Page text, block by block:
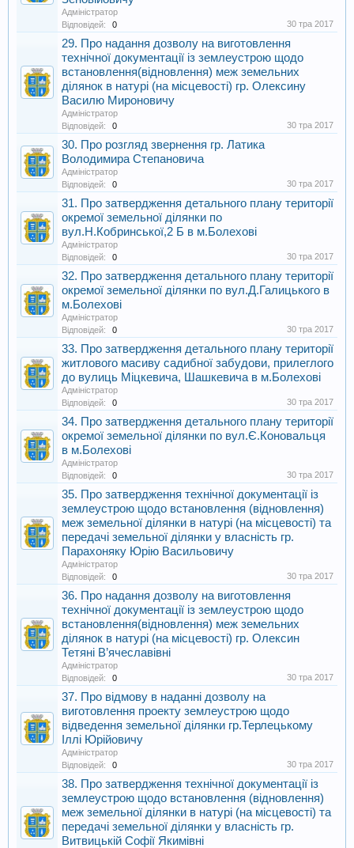
Адміністратор
Відповідей:
0 30 тра 2017
29. Про надання дозволу на виготовлення
технічної документації із землеустрою щодо
встановлення(відновлення) меж земельних
ділянок в натурі (на місцевості) гр. Олексину
Василю Мироновичу
Адміністратор
Відповідей:
0 30 тра 2017
30. Про розгляд звернення гр. Латика
Володимира Степановича
Адміністратор
Відповідей:
0 30 тра 2017
31. Про затвердження детального плану території
окремої земельної ділянки по
вул.Н.Кобринської,2 Б в м.Болехові
Адміністратор
Відповідей:
0 30 тра 2017
32. Про затвердження детального плану території
окремої земельної ділянки по вул.Д.Галицького в
м.Болехові
Адміністратор
Відповідей:
0 30 тра 2017
33. Про затвердження детального плану території
житлового масиву садибної забудови, прилеглого
до вулиць Міцкевича, Шашкевича в м.Болехові
Адміністратор
Відповідей:
0 30 тра 2017
34. Про затвердження детального плану території
окремої земельної ділянки по вул.Є.Коновальця
в м.Болехові
Адміністратор
Відповідей:
0 30 тра 2017
35. Про затвердження технічної документації із
землеустрою щодо встановлення (відновлення)
меж земельної ділянки в натурі (на місцевості) та
передачі земельної ділянки у власність гр.
Парахоняку Юрію Васильовичу
Адміністратор
Відповідей:
0 30 тра 2017
36. Про надання дозволу на виготовлення
технічної документації із землеустрою щодо
встановлення(відновлення) меж земельних
ділянок в натурі (на місцевості) гр. Олексин
Тетяні В’ячеславівні
Адміністратор
Відповідей:
0 30 тра 2017
37. Про відмову в наданні дозволу на
виготовлення проекту землеустрою щодо
відведення земельної ділянки гр.Терлецькому
Іллі Юрійовичу
Адміністратор
Відповідей:
0 30 тра 2017
38. Про затвердження технічної документації із
землеустрою щодо встановлення (відновлення)
меж земельної ділянки в натурі (на місцевості) та
передачі земельної ділянки у власність гр.
Витвицькій Софії Якимівні